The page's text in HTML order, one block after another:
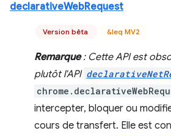
declarativeWebRequest
Version bêta &leq MV2
Remarque: Cette API est
plutôt l'API
intercepter, bloquer ou
cours de transfert. Elle est